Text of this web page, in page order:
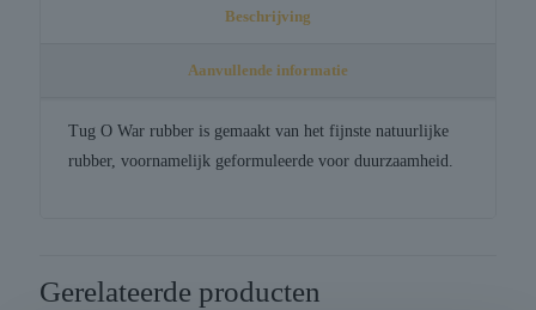
Beschrijving
Aanvullende informatie
Tug O War rubber is gemaakt van het fijnste natuurlijke
rubber, voornamelijk geformuleerde voor duurzaamheid.
Gerelateerde producten